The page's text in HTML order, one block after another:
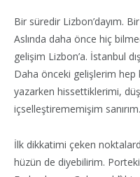
Bir süredir Lizbon’dayım.
Aslında daha önce hiç
gelişim Lizbon’a. İstanbul
Daha önceki gelişlerim hep
yazarken hissettiklerimi,
içselleştirememişim sanırım.
İlk dikkatimi çeken
hüzün de diyebilirim.